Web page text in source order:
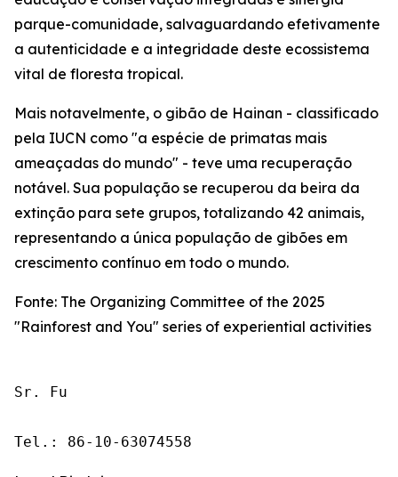
parque-comunidade, salvaguardando efetivamente
a autenticidade e a integridade deste ecossistema
vital de floresta tropical.
Mais notavelmente, o gibão de Hainan - classificado
pela IUCN como "a espécie de primatas mais
ameaçadas do mundo" - teve uma recuperação
notável. Sua população se recuperou da beira da
extinção para sete grupos, totalizando 42 animais,
representando a única população de gibões em
crescimento contínuo em todo o mundo.
Fonte: The Organizing Committee of the 2025
"Rainforest and You" series of experiential activities
Sr. Fu
Tel.: 86-10-63074558